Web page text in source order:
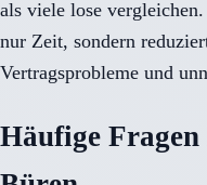
als viele lose
nur Zeit, sondern
Vertragsprobleme und
Häufige